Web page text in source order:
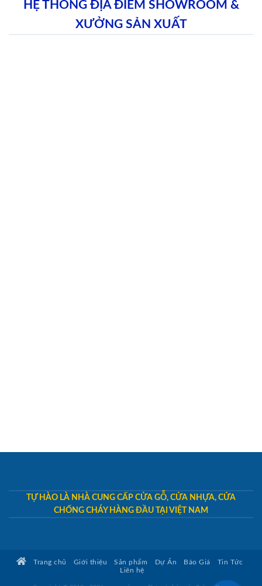
HỆ THỐNG ĐỊA ĐIỂM SHOWROOM &
XƯỞNG SẢN XUẤT
TỰ HÀO LÀ NHÀ CUNG CẤP CỬA GỖ, CỬA NHỰA, CỬA
CHỐNG CHÁY HÀNG ĐẦU TẠI VIỆT NAM
Trang chủ Giới thiệu Sản phẩm Dự Án Báo Giá
Tin Tức
Liên hệ